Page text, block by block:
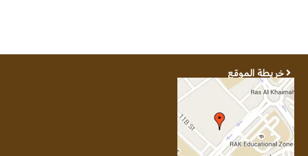
خريطة الموقع